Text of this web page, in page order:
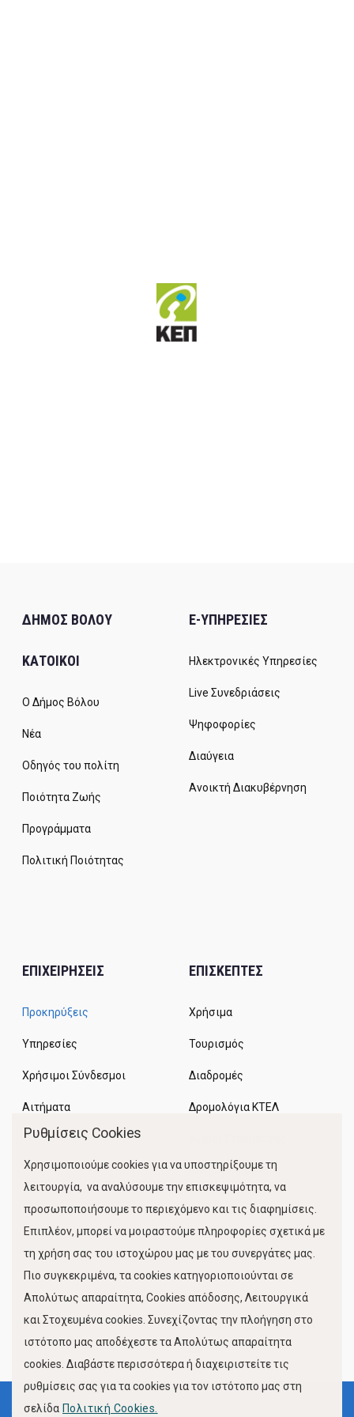
ΔΗΜΟΣ ΒΟΛΟΥ
ΚΑΤΟΙΚΟΙ
Ο Δήμος Βόλου
Νέα
Οδηγός του πολίτη
Ποιότητα Ζωής
Προγράμματα
Πολιτική Ποιότητας
E-ΥΠΗΡΕΣΙΕΣ
Ηλεκτρονικές Υπηρεσίες
Live Συνεδριάσεις
Ψηφοφορίες
Διαύγεια
Ανοικτή Διακυβέρνηση
ΕΠΙΧΕΙΡΗΣΕΙΣ
Προκηρύξεις
Υπηρεσίες
Χρήσιμοι Σύνδεσμοι
Αιτήματα
ΕΠΙΣΚΕΠΤΕΣ
Χρήσιμα
Τουρισμός
Διαδρομές
Δρομολόγια ΚΤΕΛ
Κίνηση Λιμένος
FOLLOW US
Ρυθμίσεις Cookies
Χρησιμοποιούμε cookies για να υποστηρίξουμε τη
λειτουργία, να αναλύσουμε την επισκεψιμότητα, να
προσωποποιήσουμε το περιεχόμενο και τις διαφημίσεις.
Επιπλέον, μπορεί να μοιραστούμε πληροφορίες σχετικά με
τη χρήση σας του ιστοχώρου μας με του συνεργάτες μας.
Πιο συγκεκριμένα, τα cookies κατηγοριοποιούνται σε
Απολύτως απαραίτητα, Cookies απόδοσης, Λειτουργικά
και Στοχευμένα cookies. Συνεχίζοντας την πλοήγηση στο
ιστότοπο μας αποδέχεστε τα Απολύτως απαραίτητα
cookies. Διαβάστε περισσότερα ή διαχειριστείτε τις
ρυθμίσεις σας για τα cookies για τον ιστότοπο μας στη
σελίδα Πολιτική Cookies.